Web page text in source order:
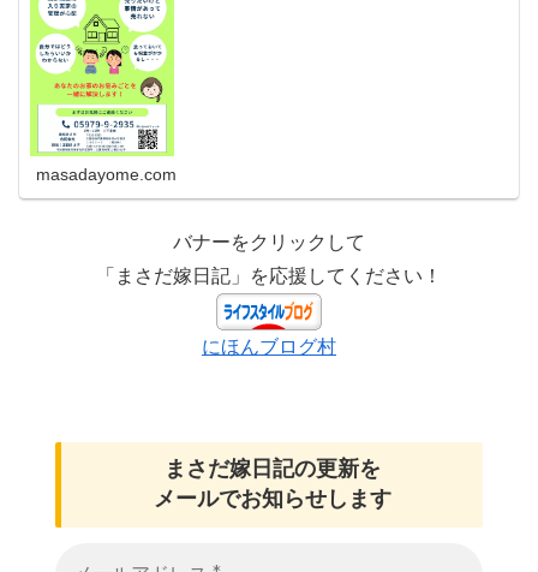
masadayome.com
バナーをクリックして
「まさだ嫁日記」を応援してください！
にほんブログ村
まさだ嫁日記の更新を
メールでお知らせします